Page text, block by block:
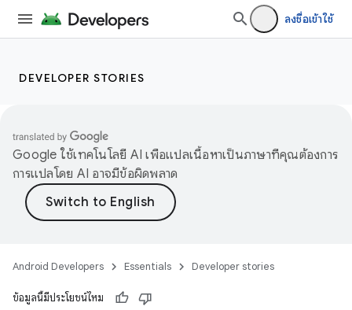
ลงชื่อเข้าใช้
DEVELOPER STORIES
Google ใช้เทคโนโลยี AI เพื่อแปลเนื้อหาเป็นภาษาที่คุณต้องการ
การแปลโดย AI อาจมีข้อผิดพลาด
Android Developers Essentials Developer stories
ข้อมูลนี้มีประโยชน์ไหม